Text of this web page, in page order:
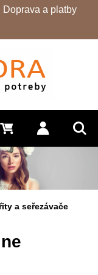
Přihlásit
0 Kč
Doprava a platby
a seřezávače